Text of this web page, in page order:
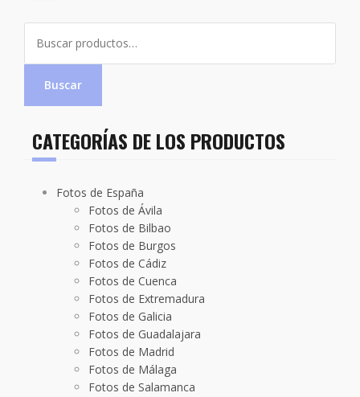
por:
Buscar
CATEGORÍAS DE LOS PRODUCTOS
Fotos de España
Fotos de Ávila
Fotos de Bilbao
Fotos de Burgos
Fotos de Cádiz
Fotos de Cuenca
Fotos de Extremadura
Fotos de Galicia
Fotos de Guadalajara
Fotos de Madrid
Fotos de Málaga
Fotos de Salamanca